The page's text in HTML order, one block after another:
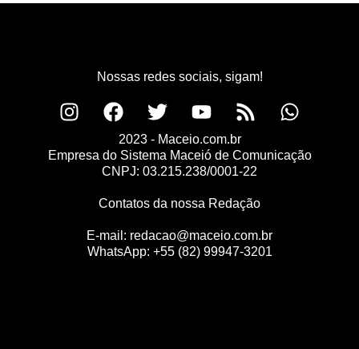
Nossas redes sociais, sigam!
2023 - Maceio.com.br
Empresa do Sistema Maceió de Comunicação
CNPJ: 03.215.238/0001-22
Contatos da nossa Redação
E-mail: redacao@maceio.com.br
WhatsApp: +55 (82) 99947-3201